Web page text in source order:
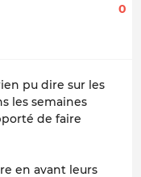
0
pu dire sur les
les semaines
de faire
en avant leurs